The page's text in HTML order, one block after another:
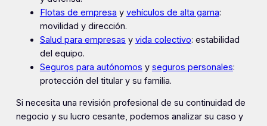
Flotas de empresa y vehículos de alta gama:
movilidad y dirección.
Salud para empresas y vida colectivo: estabilidad
del equipo.
Seguros para autónomos y seguros personales:
protección del titular y su familia.
Si necesita una revisión profesional de su continuidad de
negocio y su lucro cesante, podemos analizar su caso y